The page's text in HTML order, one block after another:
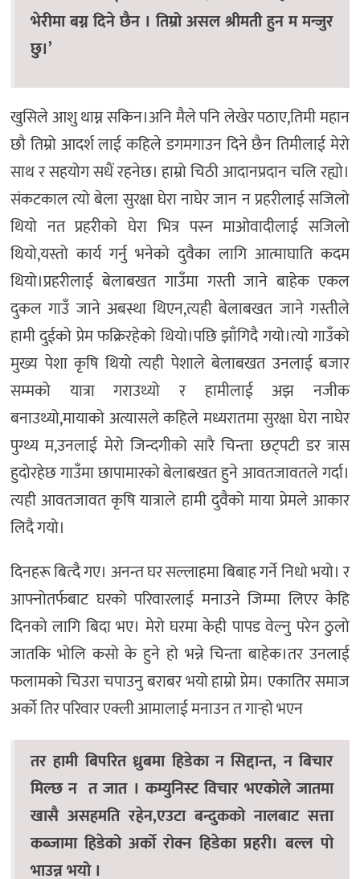
भेरीमा बग्न दिने छैन । तिम्रो असल श्रीमती हुन म मन्जुर
छु।’
खुसिले आशु थाम्न सकिन।अनि मैले पनि लेखेर पठाए,तिमी महान
छौ तिम्रो आदर्श लाई कहिले डगमगाउन दिने छैन तिमीलाई मेरो
साथ र सहयोग सधैं रहनेछ। हाम्रो चिठी आदानप्रदान चलि रह्यो।
संकटकाल त्यो बेला सुरक्षा घेरा नाघेर जान न प्रहरीलाई सजिलो
थियो नत प्रहरीको घेरा भित्र पस्न माओवादीलाई सजिलो
थियो,यस्तो कार्य गर्नु भनेको दुवैका लागि आत्माघाति कदम
थियो।प्रहरीलाई बेलाबखत गाउँमा गस्ती जाने बाहेक एकल
दुकल गाउँ जाने अबस्था थिएन,त्यही बेलाबखत जाने गस्तीले
हामी दुईको प्रेम फक्रिरहेको थियो।पछि झाँगिदै गयो।त्यो गाउँको
मुख्य पेशा कृषि थियो त्यही पेशाले बेलाबखत उनलाई बजार
सम्मको यात्रा गराउथ्यो र हामीलाई अझ नजीक
बनाउथ्यो,मायाको अत्यासले कहिले मध्यरातमा सुरक्षा घेरा नाघेर
पुग्थ्य म,उनलाई मेरो जिन्दगीको सारै चिन्ता छट्पटी डर त्रास
हुदोरहेछ गाउँमा छापामारको बेलाबखत हुने आवतजावतले गर्दा।
त्यही आवतजावत कृषि यात्राले हामी दुवैको माया प्रेमले आकार
लिदै गयो।
दिनहरू बित्दै गए। अनन्त घर सल्लाहमा बिबाह गर्ने निधो भयो। र
आफ्नोतर्फबाट घरको परिवारलाई मनाउने जिम्मा लिएर केहि
दिनको लागि बिदा भए। मेरो घरमा केही पापड वेल्नु परेन ठुलो
जातकि भोलि कसो के हुने हो भन्ने चिन्ता बाहेक।तर उनलाई
फलामको चिउरा चपाउनु बराबर भयो हाम्रो प्रेम। एकातिर समाज
अर्को तिर परिवार एक्ली आमालाई मनाउन त गार्‍हो भएन
तर हामी बिपरित ध्रुबमा हिडेका न सिद्दान्त, न बिचार
मिल्छ न त जात । कम्युनिस्ट विचार भएकोले जातमा
खासै असहमति रहेन,एउटा बन्दुकको नालबाट सत्ता
कब्जामा हिडेको अर्को रोक्न हिडेका प्रहरी। बल्ल पो
भाउन्न भयो ।